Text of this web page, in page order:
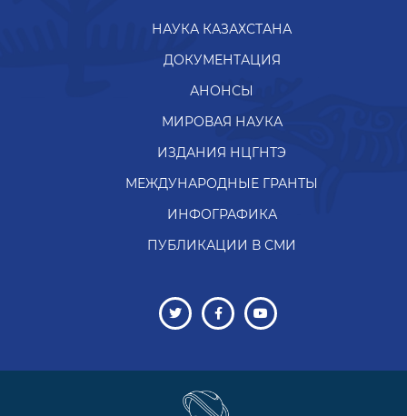
НАУКА КАЗАХСТАНА
ДОКУМЕНТАЦИЯ
АНОНСЫ
МИРОВАЯ НАУКА
ИЗДАНИЯ НЦГНТЭ
МЕЖДУНАРОДНЫЕ ГРАНТЫ
ИНФОГРАФИКА
ПУБЛИКАЦИИ В СМИ